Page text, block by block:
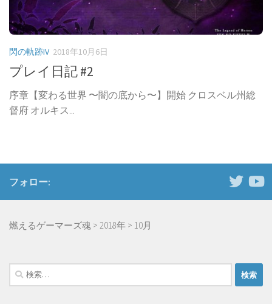
閃の軌跡IV 2018年10月6日
プレイ日記 #2
序章【変わる世界 〜闇の底から〜】開始 クロスベル州総
督府 オルキス...
フォロー:
燃えるゲーマーズ魂 > 2018年 > 10月
検
索: